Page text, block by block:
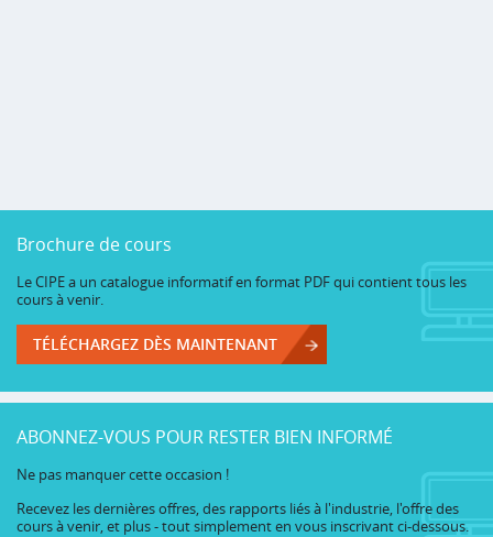
Brochure de cours
Le CIPE a un catalogue informatif en format PDF qui contient tous les
cours à venir.
TÉLÉCHARGEZ DÈS MAINTENANT
ABONNEZ-VOUS POUR RESTER BIEN INFORMÉ
Ne pas manquer cette occasion !
Recevez les dernières offres, des rapports liés à l'industrie, l'offre des
cours à venir, et plus - tout simplement en vous inscrivant ci-dessous.